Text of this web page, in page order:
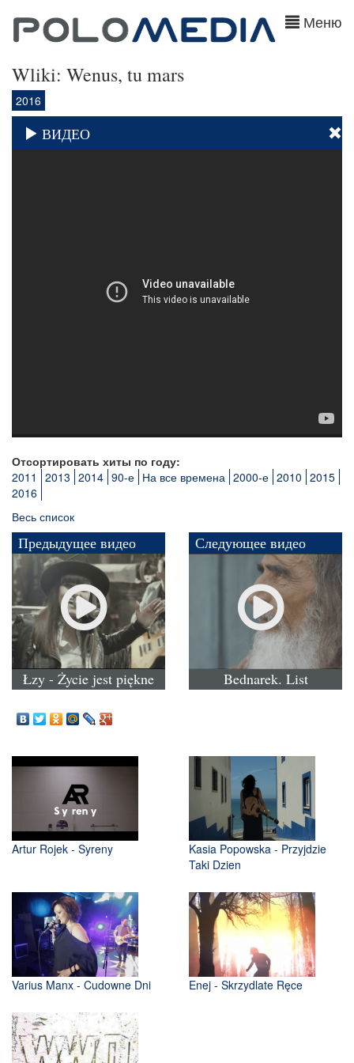
Меню
Wliki: Wenus, tu mars
2016
ВИДЕО
Отсортировать хиты по году:
2011
2013 2014 90-е На все времена 2000-е 2010 2015
2016
Весь список
Предыдущее видео
Łzy - Życie jest piękne
Следующее видео
Bednarek. List
Artur Rojek - Syreny
Kasia Popowska - Przyjdzie
Taki Dzien
Varius Manx - Cudowne Dni Enej - Skrzydlate Ręce